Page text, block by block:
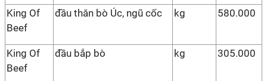
King Of
Beef
đầu thăn bò Úc, ngũ cốc kg 580.000
King Of
Beef
đầu bắp bò kg 305.000